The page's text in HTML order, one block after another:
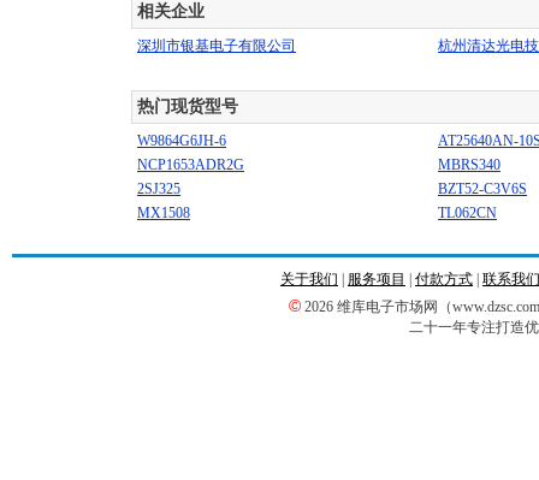
相关企业
深圳市银基电子有限公司 杭州清达光电
热门现货型号
W9864G6JH-6
AT25640AN-
NCP1653ADR2G
MBRS340
2SJ325
BZT52-C3V6S
MX1508
TL062CN
关于我们 服务项目 付款方式 联系我们
© 2026 维库电子市场网（
二十一年专注打造